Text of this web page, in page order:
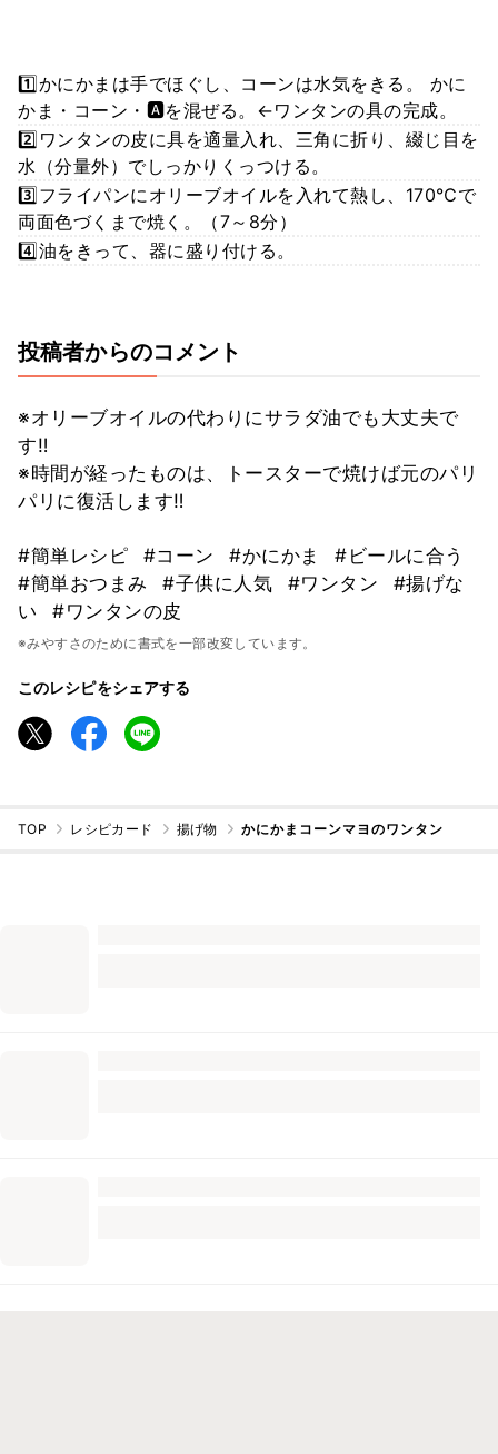
1️⃣かにかまは手でほぐし、コーンは水気をきる。 かに
かま・コーン・🅰️を混ぜる。←ワンタンの具の完成。
2️⃣ワンタンの皮に具を適量入れ、三角に折り、綴じ目を
水（分量外）でしっかりくっつける。
3️⃣フライパンにオリーブオイルを入れて熱し、170℃で
両面色づくまで焼く。（7～8分）
4️⃣油をきって、器に盛り付ける。
投稿者からのコメント
※オリーブオイルの代わりにサラダ油でも大丈夫で
す‼️
※時間が経ったものは、トースターで焼けば元のパリ
パリに復活します‼️
#簡単レシピ #コーン #かにかま
#ビールに合う
#簡単おつまみ
#子供に人気 #ワンタン
#揚げな
い
#ワンタンの皮
※みやすさのために書式を一部改変しています。
このレシピをシェアする
TOP レシピカード 揚げ物 かにかまコーンマヨのワンタン